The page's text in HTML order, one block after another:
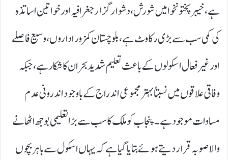
ہے، خیبرپختونخوا میں شورش، دشوار گزار جغرافیہ اور خواتین اساتذہ
کی کمی سب سے بڑی رکاوٹ ہے، بلوچستان کمزور اداروں، وسیع فاصلے
اور غیر فعال اسکولوں کے باعث تعلیم شدید بحران کا شکار ہے، جبکہ
وفاقی علاقوں میں نسبتاً بہتر مجموعی اندراج کے باوجود اندرونی عدم
مساوات موجود ہے۔ پنجاب کو ملک کا سب سے بڑا تعلیمی بوجھ اٹھانے
والا صوبہ قرار دیتے ہوئے بتایا گیا ہے کہ یہاں اسکول سے باہر بچوں